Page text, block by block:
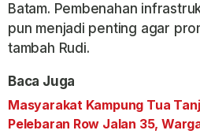
Batam. Pembenahan
pun menjadi penting agar
tambah Rudi.
Baca Juga
Masyarakat Kampung Tua
Pelebaran Row Jalan 35,